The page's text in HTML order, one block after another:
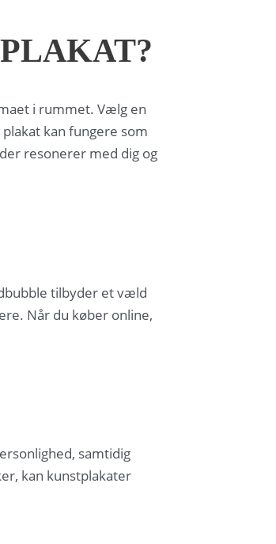
i rummet. Vælg en
kan fungere som
resonerer med dig og
tilbyder et væld
Når du køber online,
samtidig
kan kunstplakater